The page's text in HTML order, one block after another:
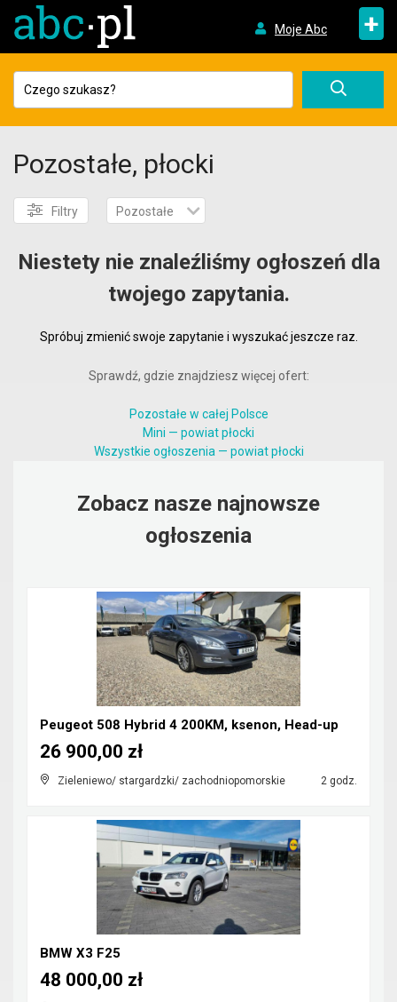
Moje Abc +
Pozostałe, płocki
Filtry Pozostałe
Niestety nie znaleźliśmy ogłoszeń dla
twojego zapytania.
Spróbuj zmienić swoje zapytanie i wyszukać jeszcze raz.
Sprawdź, gdzie znajdziesz więcej ofert:
Pozostałe w całej Polsce
Mini — powiat płocki
Wszystkie ogłoszenia — powiat płocki
Zobacz nasze najnowsze
ogłoszenia
Peugeot 508 Hybrid 4 200KM, ksenon, Head-up
Zieleniewo/ stargardzki/ zachodniopomorskie 2 godz.
26 900,00 zł
BMW X3 F25
48 000,00 zł